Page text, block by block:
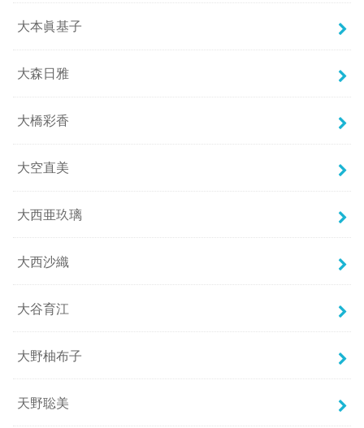
大本眞基子
大森日雅
大橋彩香
大空直美
大西亜玖璃
大西沙織
大谷育江
大野柚布子
天野聡美